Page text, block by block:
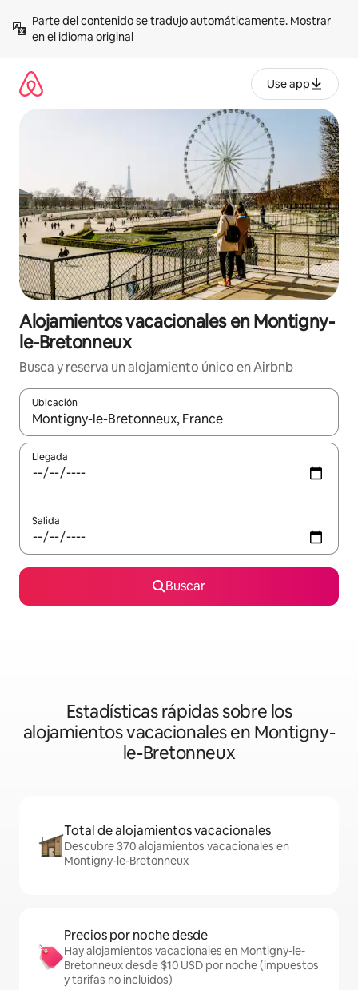
contenido
Parte del contenido se tradujo automáticamente. Mostrar
en el idioma original
Use app
Alojamientos vacacionales en Montigny-
le-Bretonneux
Busca y reserva un alojamiento único en Airbnb
Ubicación
Cuando los resultados estén disponibles, podrás navegar
Llegada
Salida
Buscar
Estadísticas rápidas sobre los
alojamientos vacacionales en Montigny-
le-Bretonneux
Total de alojamientos vacacionales
Descubre 370 alojamientos vacacionales en
Montigny-le-Bretonneux
Precios por noche desde
Hay alojamientos vacacionales en Montigny-le-
Bretonneux desde $10 USD por noche (impuestos
y tarifas no incluidos)